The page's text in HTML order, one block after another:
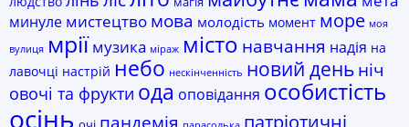
минуле мистецтво мова молодість момент море моя
вулиця мрії музика міраж місто навчання надія на
лавочці настрій небо нескінченність новий деньніч
овочі та фрукти ода оповідання особистість
осінь пандемія
патріотичні